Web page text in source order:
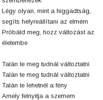
Légy olyan, mint a higgadtság,
segíts helyreállítani az elmém
Próbáld meg, hozz változást az
életembe
Talán te meg tudnál változtatni
Talán te meg tudnál változtatni
Talán te lehetnél a fény
Amely felnyitja a szemem